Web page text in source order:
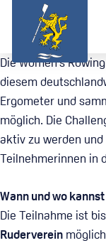
Die Women’s
diesem
Ergometer und
möglich. Die
aktiv zu werden
Teilnehmerinnen in
Wann und wo
Die Teilnahme ist
Ruderverein